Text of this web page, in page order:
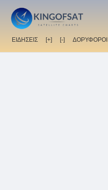
ΕΙΔΗΣΕΙΣ [+] [-] ΔΟΡΥΦΟΡΟΙ